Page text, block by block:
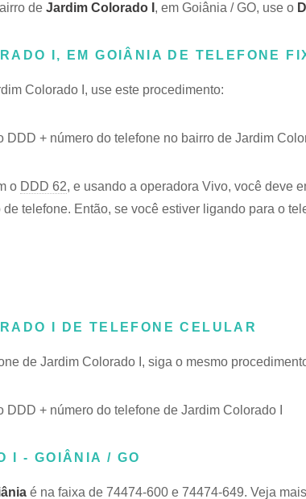
de Jardim Colorado I , em Goiânia / GO, use o
I, EM GOIÂNIA DE TELEFONE
Colorado I, use este procedimento:
+ número do telefone no bairro de Jardim
o DDD 62, e usando a operadora Vivo, você deve
telefone. Então, se você estiver ligando para o
I DE TELEFONE CELULAR
de Jardim Colorado I, siga o mesmo
+ número do telefone de Jardim Colorado I
I - GOIÂNIA / GO
é na faixa de 74474-600 e 74474-649. Veja